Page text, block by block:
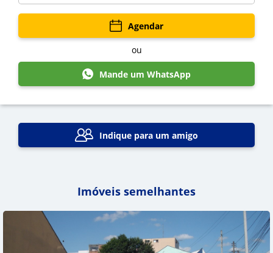
Agendar
ou
Mande um WhatsApp
Voltar
Indique para um amigo
Imóveis semelhantes